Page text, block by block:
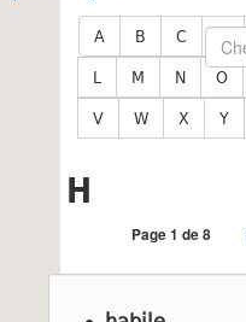
A B C D
L
M N O
V
W X Y
H
Page 1 de 8